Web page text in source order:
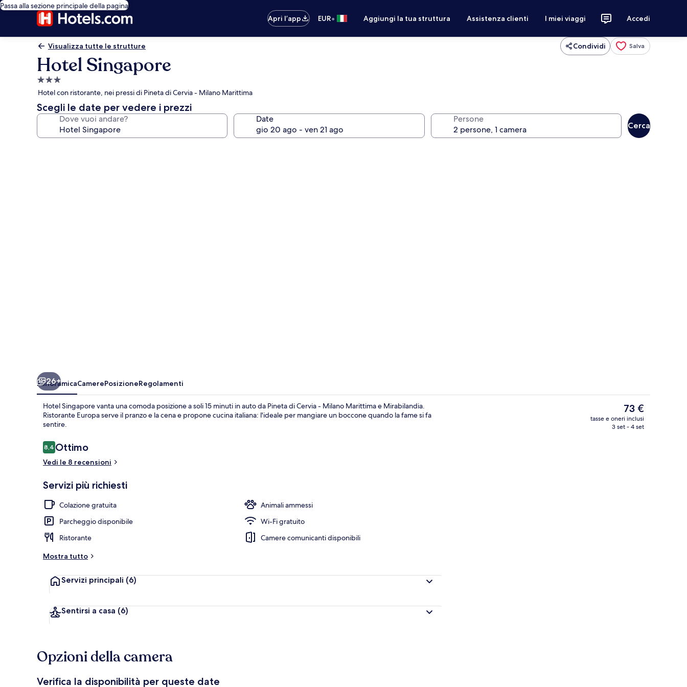
Passa alla sezione principale della pagina
Apri l’app
EUR• Aggiungi la tua struttura Assistenza clienti I miei viaggi Accedi
Visualizza tutte le strutture Condividi Salva
Hotel Singapore
Struttura
a
3.0
stelle
Hotel con ristorante, nei pressi di Pineta di Cervia - Milano Marittima
Scegli le date per vedere i prezzi
Dove vuoi andare? Date Persone
Cerca
26+
PanoramicaCamerePosizioneRegolamenti
Hotel Singapore vanta una comoda posizione a soli 15 minuti in auto da Pineta di Cervia - Milano Marittima e Mirabilandia.
Ristorante Europa serve il pranzo e la cena e propone cucina italiana: l'ideale per mangiare un boccone quando la fame si fa
sentire.
Recensioni
8,48,4 su 10
Ottimo
Vedi le 8 recensioni
Servizi più richiesti
Colazione gratuita
Animali ammessi
Parcheggio disponibile
Wi-Fi gratuito
Ristorante
Camere comunicanti disponibili
Mostra tutto
Servizi principali (6)
Sentirsi a casa (6)
Il
prezzo
attuale
73 €
tasse e oneri inclusi
3 set - 4 set
Opzioni della camera
Verifica la disponibilità per queste date